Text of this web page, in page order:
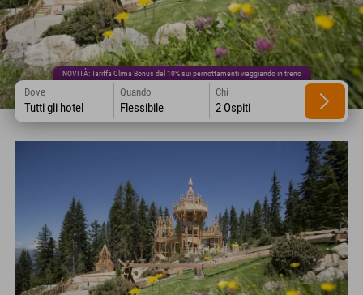
NOVITÀ: Tariffa Clima Bonus del 10% sui pernottamenti viaggiando in treno
Dove
Tutti gli hotel
Quando
Flessibile
Chi
2 Ospiti